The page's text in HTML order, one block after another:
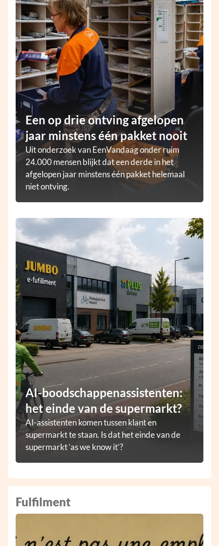
AI-boodschappenassistenten:
het einde van de supermarkt?
AI-assistenten komen tussen klant en
supermarkt te staan. Is dat het einde van de
supermarkt ‘as we know it’?
Een op drie ontving afgelopen
jaar minstens één pakket nooit
Uit onderzoek van EenVandaag onder ruim
24.000 mensen blijkt dat een derde in het
afgelopen jaar minstens één pakket helemaal
niet ontving.
Fulfilment